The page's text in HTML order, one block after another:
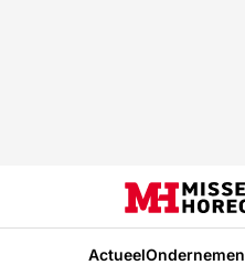
ActueelOndernemen